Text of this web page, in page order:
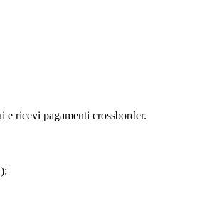
ricevi pagamenti crossborder.